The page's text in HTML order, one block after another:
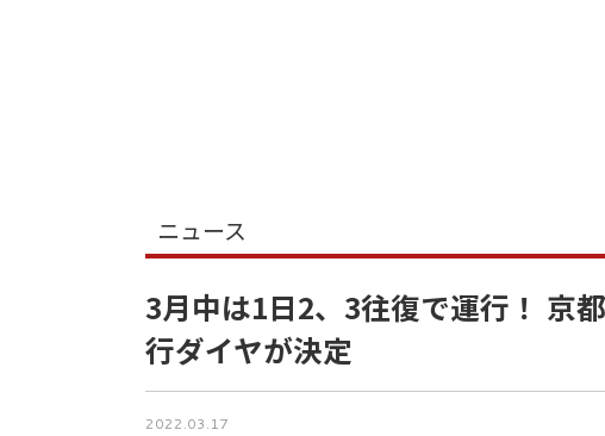
ニュース
3月中は1日2、3往復で運行！ 京
行ダイヤが決定
2022.03.17